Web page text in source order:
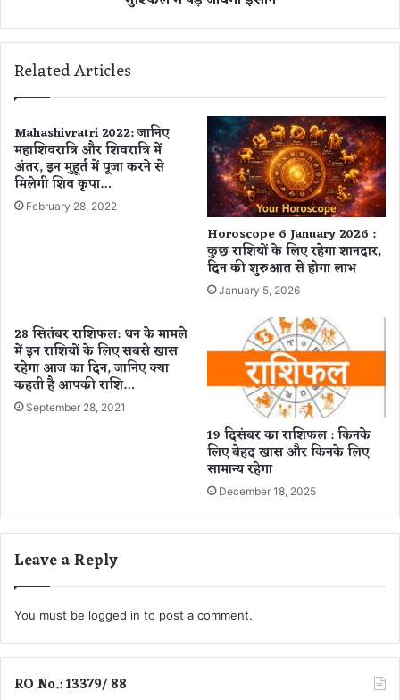
चे
नी
,
वि
लु
प्त
में
प
ड़
जा
ये
Related Articles
Mahashivratri 2022: जानिए
महाशिवरात्रि और शिवरात्रि में
अंतर, इन मुहूर्त में पूजा करने से
मिलेगी शिव कृपा…
February 28, 2022
Horoscope 6 January 2026 :
कुछ राशियों के लिए रहेगा शानदार,
दिन की शुरुआत से होगा लाभ
January 5, 2026
28 सितंबर राशिफल: धन के मामले
में इन राशियों के लिए सबसे खास
रहेगा आज का दिन, जानिए क्या
कहती है आपकी राशि…
September 28, 2021
19 दिसंबर का राशिफल : किनके
लिए बेहद खास और किनके लिए
सामान्य रहेगा
December 18, 2025
Leave a Reply
You must be logged in to post a comment.
RO No.: 13379/ 88